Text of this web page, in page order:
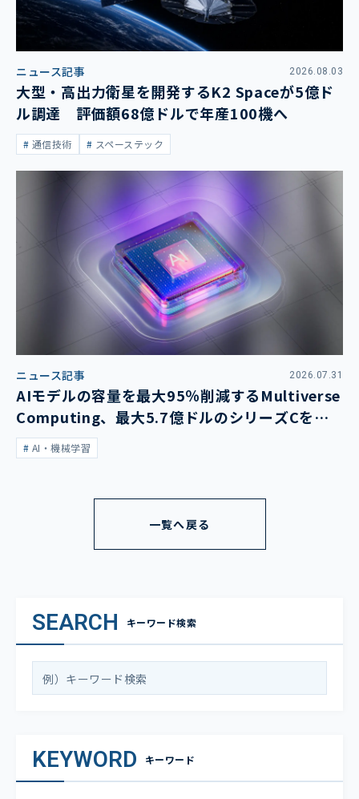
ニュース記事 2026.08.03
大型・高出力衛星を開発するK2 Spaceが5億ド
ル調達 評価額68億ドルで年産100機へ
通信技術 スペーステック
ニュース記事 2026.07.31
AIモデルの容量を最大95％削減するMultiverse
Computing、最大5.7億ドルのシリーズCを発
表AI・機械学習
一覧へ戻る
SEARCH キーワード検索
KEYWORD キーワード